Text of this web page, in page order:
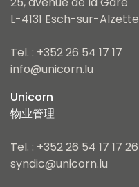
L-4131 Esch-sur-Alzette
Tel. : +352 26 54 17 17
info@unicorn.lu
Unicorn
物业管理
Tel. : +352 26 54 17 17 26
syndic@unicorn.lu